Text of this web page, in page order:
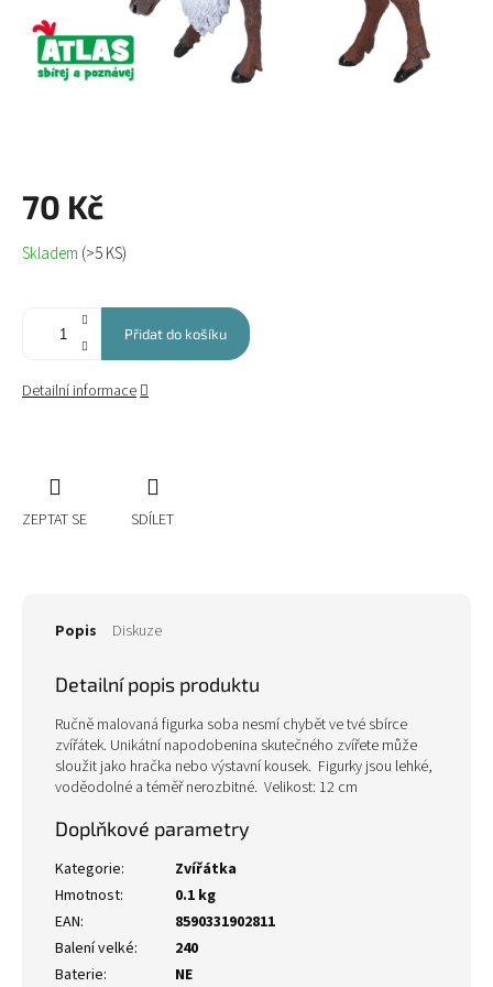
70 Kč
Měrná
cena:
Skladem (>5 KS)
Přidat do košíku
Detailní informace
ZEPTAT SE SDÍLET
Popis Diskuze
Detailní popis produktu
Ručně malovaná figurka soba nesmí chybět ve tvé sbírce
zvířátek. Unikátní napodobenina skutečného zvířete může
sloužit jako hračka nebo výstavní kousek. Figurky jsou lehké,
voděodolné a téměř nerozbitné. Velikost: 12 cm
Doplňkové parametry
Kategorie:
Zvířátka
Hmotnost:
0.1 kg
EAN:
8590331902811
Balení velké:
240
Baterie: NE